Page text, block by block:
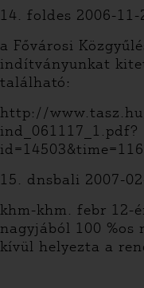
14. foldes 2006-11-
a Fővárosi
indítványunkat
található:
http://
ind_061117_1.pdf?
15. dnsbali 2007-
khm-khm. febr 12-
nagyjából 100 %os
kívül helyezta a